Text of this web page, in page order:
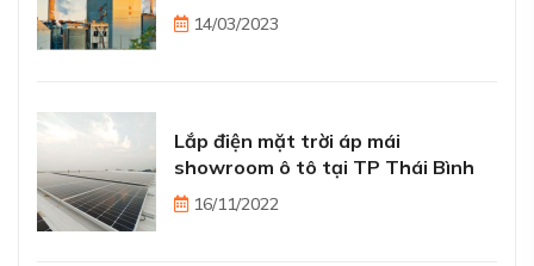
14/03/2023
Lắp điện mặt trời áp mái
showroom ô tô tại TP Thái Bình
16/11/2022